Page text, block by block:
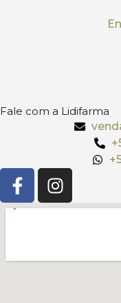
Fale com a Lidifarma